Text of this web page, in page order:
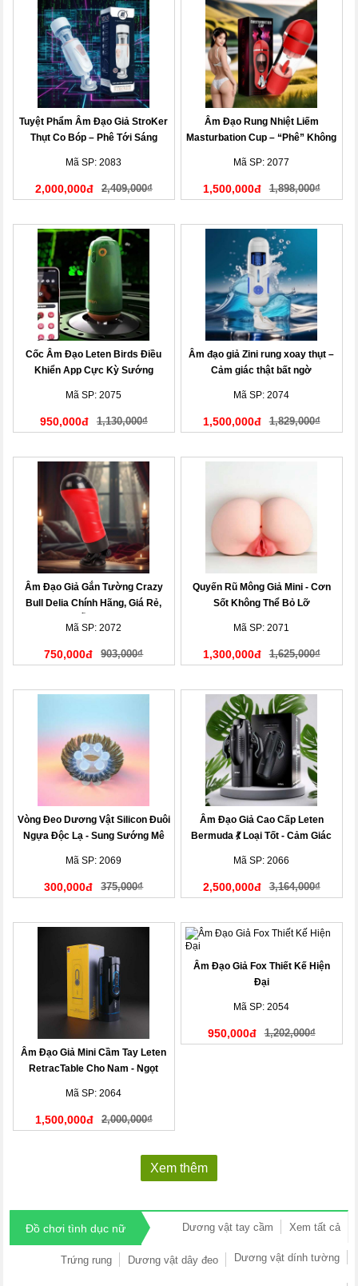
Tuyệt Phẩm Âm Đạo Giả StroKer
Thụt Co Bóp – Phê Tới Sáng
Mã SP: 2083
2,000,000đ 2,409,000₫
Âm Đạo Rung Nhiệt Liếm
Masturbation Cup – “Phê” Không
Mã SP: 2077
1,500,000đ 1,898,000₫
Cốc Âm Đạo Leten Birds Điều
Khiển App Cực Kỳ Sướng
Mã SP: 2075
950,000đ 1,130,000₫
Âm đạo giả Zini rung xoay thụt –
Cảm giác thật bất ngờ
Mã SP: 2074
1,500,000đ 1,829,000₫
Âm Đạo Giả Gắn Tường Crazy
Bull Delia Chính Hãng, Giá Rẻ,
Mã SP: 2072
750,000đ 903,000₫
Quyến Rũ Mông Giả Mini - Cơn
Sốt Không Thể Bỏ Lỡ
Mã SP: 2071
1,300,000đ 1,625,000₫
Vòng Đeo Dương Vật Silicon Đuôi
Ngựa Độc Lạ - Sung Sướng Mê
Mã SP: 2069
300,000đ 375,000₫
Âm Đạo Giả Cao Cấp Leten
Bermuda 💃 Loại Tốt - Cảm Giác
Mã SP: 2066
2,500,000đ 3,164,000₫
Âm Đạo Giả Mini Cầm Tay Leten
RetracTable Cho Nam - Ngọt
Mã SP: 2064
1,500,000đ 2,000,000₫
Âm Đạo Giả Fox Thiết Kế Hiện
Đại
Mã SP: 2054
950,000đ 1,202,000₫
Xem thêm
Đồ chơi tình dục nữ Xem tất cả
Dương vật tay cầm
Dương vật dính tường
Dương vật dây đeo
Trứng rung